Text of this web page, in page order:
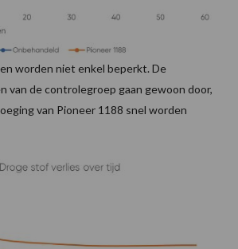
worden niet enkel beperkt. De
van de controlegroep gaan gewoon door,
van Pioneer 1188 snel worden